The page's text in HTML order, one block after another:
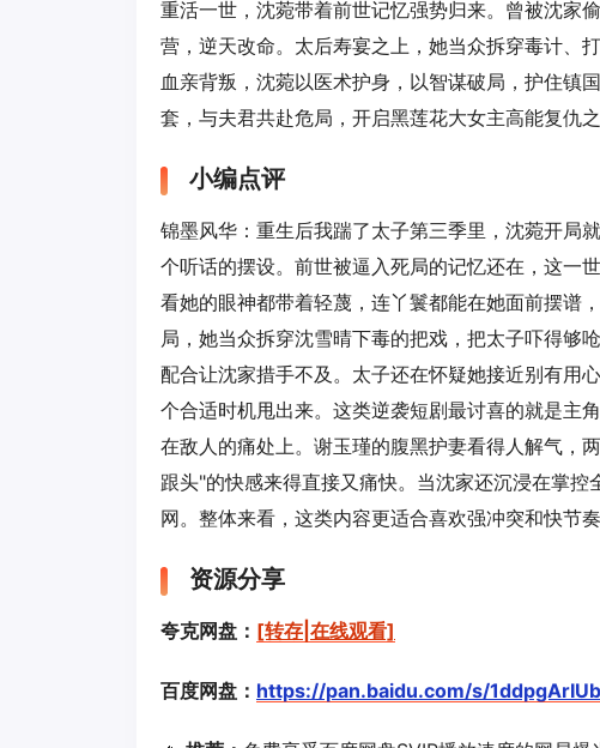
重活一世，沈菀带着前世记忆强势归来。曾被沈家
营，逆天改命。太后寿宴之上，她当众拆穿毒计、
血亲背叛，沈菀以医术护身，以智谋破局，护住镇
套，与夫君共赴危局，开启黑莲花大女主高能复仇
小编点评
锦墨风华：重生后我踹了太子第三季里，沈菀开局
个听话的摆设。前世被逼入死局的记忆还在，这一
看她的眼神都带着轻蔑，连丫鬟都能在她面前摆谱
局，她当众拆穿沈雪晴下毒的把戏，把太子吓得够
配合让沈家措手不及。太子还在怀疑她接近别有用
个合适时机甩出来。这类逆袭短剧最讨喜的就是主
在敌人的痛处上。谢玉瑾的腹黑护妻看得人解气，
跟头"的快感来得直接又痛快。当沈家还沉浸在掌
网。整体来看，这类内容更适合喜欢强冲突和快节奏
资源分享
夸克网盘： [转存|在线观看]
百度网盘： https://pan.baidu.com/s/